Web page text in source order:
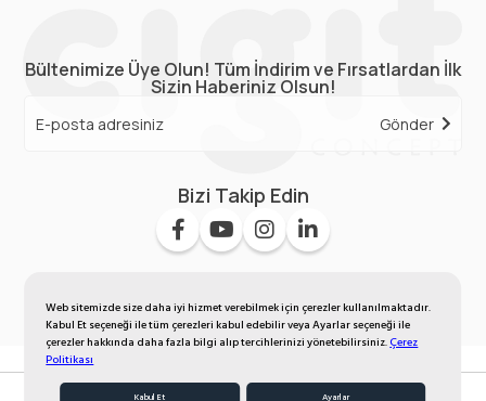
Web sitemizde size daha iyi hizmet verebilmek için çerezler kullanılmaktadır.
Kabul Et seçeneği ile tüm çerezleri kabul edebilir veya Ayarlar seçeneği ile
çerezler hakkında daha fazla bilgi alıp tercihlerinizi yönetebilirsiniz.Çerez
Politikası
Kabul Et Ayarlar
Bültenimize Üye Olun! Tüm İndirim ve Fırsatlardan İlk
Sizin Haberiniz Olsun!
Gönder
Bizi Takip Edin